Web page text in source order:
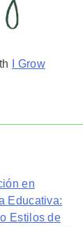
I Grow
en
Educativa:
Estilos de